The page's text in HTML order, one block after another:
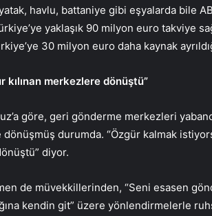
havlu, battaniye gibi eşyalarda bile
yaklaşık 90 milyon euro takviye
30 milyon euro daha kaynak
kılınan merkezlere dönüştü”
göre, geri gönderme merkezleri
dönüşmüş durumda. “Özgür kalmak
diyor.
de müvekkillerinden, “Seni esasen
kendin git” üzere yönlendirmelerle